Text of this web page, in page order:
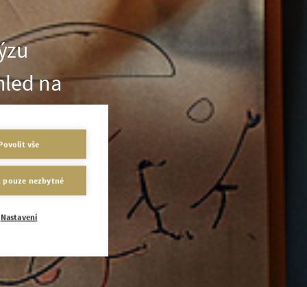
na
vše
pouze nezbytné
Nastavení